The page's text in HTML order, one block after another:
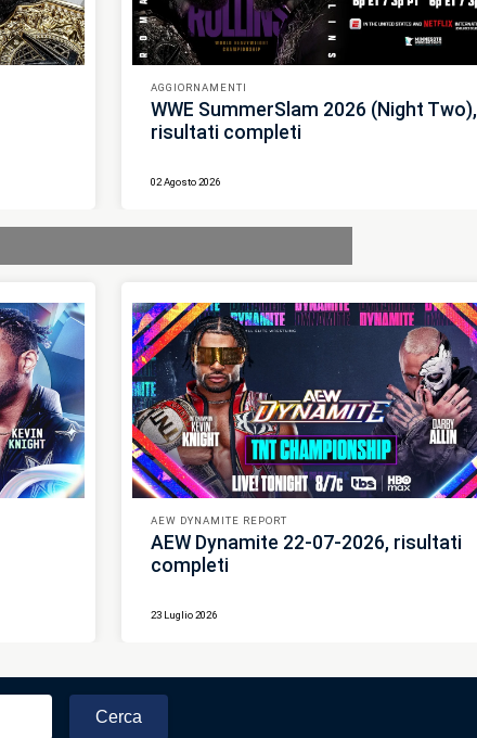
AGGIORNAMENTI
WWE SummerSlam 2026 (Night Two),
risultati completi
02 Agosto 2026
AEW DYNAMITE REPORT
AEW Dynamite 22-07-2026, risultati
completi
23 Luglio 2026